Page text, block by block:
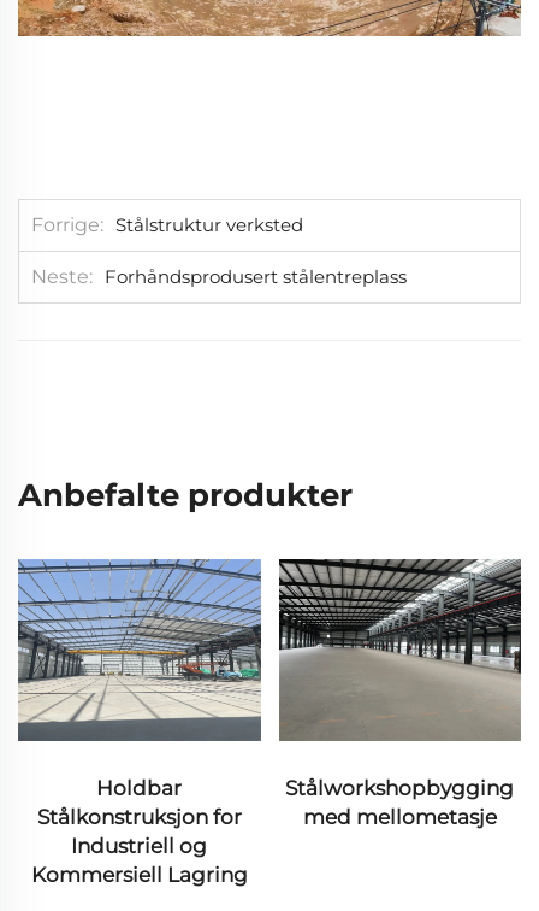
Forrige Stålstruktur verksted
Neste Forhåndsprodusert stålentreplass
Anbefalte produkter
Holdbar
Stålkonstruksjon for
Industriell og
Kommersiell Lagring
Stålworkshopbygging
med mellometasje